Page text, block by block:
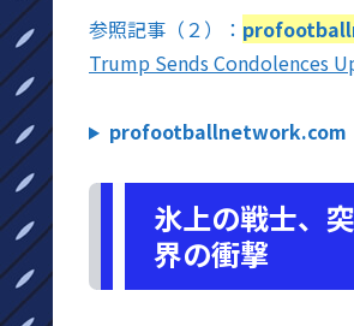
参照記事（２）：
Trump Sends Condolences
profootballnetwork.com
氷上の戦士、
界の衝撃